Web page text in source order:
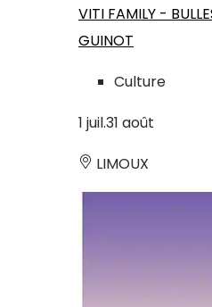
VITI FAMILY -
GUINOT
Culture
1 juil.31 août
LIMOUX